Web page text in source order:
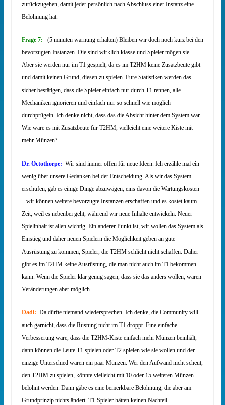
zurückzugehen, damit jeder persönlich nach Abschluss einer Instanz eine
Belohnung hat.
Frage 7:
(5 minuten warnung erhalten) Bleiben wir doch noch kurz bei den
bevorzugten Instanzen. Die sind wirklich klasse und Spieler mögen sie.
Aber sie werden nur im T1 gespielt, da es im T2HM keine Zusatzbeute gibt
und damit keinen Grund, diesen zu spielen. Eure Statistiken werden das
sicher bestätigen, dass die Spieler einfach nur durch T1 rennen, alle
Mechaniken ignorieren und einfach nur so schnell wie möglich
durchprügeln. Ich denke nicht, dass das die Absicht hinter dem System war.
Wie wäre es mit Zusatzbeute für T2HM, vielleicht eine weitere Kiste mit
mehr Münzen?
Dr. Octothorpe: Wir sind immer offen für neue Ideen. Ich erzähle mal ein
wenig über unsere Gedanken bei der Entscheidung. Als wir das System
erschufen, gab es einige Dinge abzuwägen, eins davon die Wartungskosten
– wir können weitere bevorzugte Instanzen erschaffen und es kostet kaum
Zeit, weil es nebenbei geht, während wir neue Inhalte entwickeln. Neuer
Spielinhalt ist allen wichtig. Ein anderer Punkt ist, wir wollen das System als
Einstieg und daher neuen Spielern die Möglichkeit geben an gute
Ausrüstung zu kommen, Spieler, die T2HM schlicht nicht schaffen. Daher
gibt es im T2HM keine Ausrüstung, die man nicht auch im T1 bekommen
kann. Wenn die Spieler klar genug sagen, dass sie das anders wollen, wären
Veränderungen aber möglich.
Dadi: Da dürfte niemand wiedersprechen. Ich denke, die Community will
auch garnicht, dass die Rüstung nicht im T1 droppt. Eine einfache
Verbesserung wäre, dass die T2HM-Kiste einfach mehr Münzen beinhält,
dann können die Leute T1 spielen oder T2 spielen wie sie wollen und der
einzige Unterschied wären ein paar Münzen. Wer den Aufwand nicht scheut,
den T2HM zu spielen, könnte vielleicht mit 10 oder 15 weiteren Münzen
belohnt werden. Dann gäbe es eine bemerkbare Belohnung, die aber am
Grundprinzip nichts ändert. T1-Spieler hätten keinen Nachteil.